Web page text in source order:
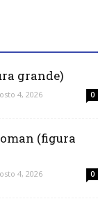
grande)
4, 2026 0
(figura
4, 2026 0